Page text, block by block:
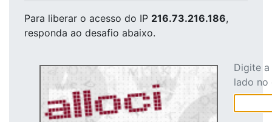
Para liberar o acesso do IP 216.73.216.186,
responda ao desafio abaixo.
Digite
lado no